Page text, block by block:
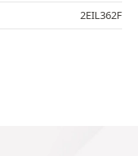
2EIL362F